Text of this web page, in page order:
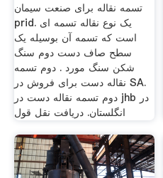
تسمه نقاله برای صنعت سیمان
prid. يک نوع نقاله تسمه ای
است که تسمه آن بوسيله يک
سطح صاف دست دوم سنگ
شکن سنگ مورد . دوم تسمه
نقاله دست برای فروش در SA.
دوم تسمه نقاله دست در jhb در
انگلستان. دریافت نقل قول